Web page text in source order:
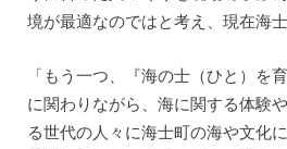
境が最適なのではと考え、現在海
「もう一つ、『海の士（ひと）を
に関わりながら、海に関する体験
る世代の人々に海士町の海や文化